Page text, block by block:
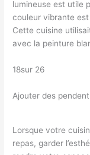
lumineuse est utile
couleur vibrante
Cette cuisine
avec la peinture
18sur 26
Ajouter des
Lorsque votre
repas, garder